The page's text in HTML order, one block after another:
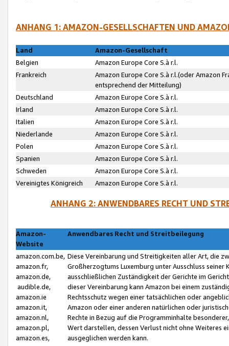
ANHANG 1: AMAZON-GESELLSCHAFTEN UND
Land
Amazon-Gesellschaft
Belgien
Amazon Europe Core S.à r.l.
Frankreich
Amazon Europe Core S.à r.l.(oder Amazon
entsprechend der Mitteilung)
Deutschland
Amazon Europe Core S.à r.l.
Irland
Amazon Europe Core S.à r.l.
Italien
Amazon Europe Core S.à r.l.
Niederlande
Amazon Europe Core S.à r.l.
Polen
Amazon Europe Core S.à r.l.
Spanien
Amazon Europe Core S.à r.l.
Schweden
Amazon Europe Core S.à r.l.
Vereinigtes Königreich
Amazon Europe Core S.à r.l.
ANHANG 2: ANWENDBARES RECHT UND
Amazon-
Website
Anwendbares Recht und Streitbeilegung
amazon.com.be,
amazon.fr,
amazon.de,
audible.de,
amazon.ie
amazon.it,
amazon.nl,
amazon.pl,
amazon.es,
Diese Vereinbarung und Streitigkeiten aller Art, die
Großherzogtums Luxemburg unter Ausschluss
ausschließlichen Zuständigkeit der Gerichte im
dieser Vereinbarung kann Amazon bei einem
Rechtsschutz wegen einer tatsächlichen oder
Amazon oder einer anderen natürlichen oder
Rechte in Bezug auf die Programminhalte
Wert darstellen, dessen Verlust nicht ohne Weiteres
ausgeglichen werden kann.